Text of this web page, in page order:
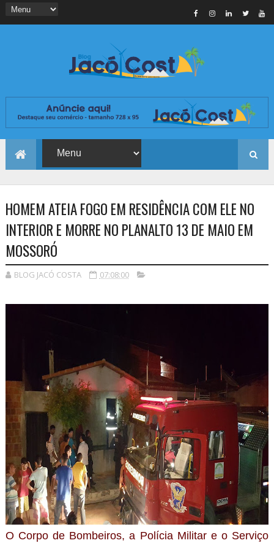
HOMEM ATEIA FOGO EM RESIDÊNCIA COM ELE NO
INTERIOR E MORRE NO PLANALTO 13 DE MAIO EM
MOSSORÓ
BLOG JACÓ COSTA 07:08:00
O Corpo de Bombeiros, a Polícia Militar e o Serviço